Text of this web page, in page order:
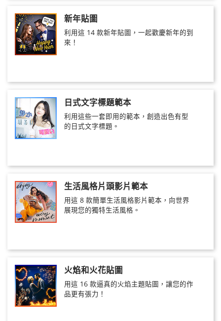
新年貼圖
利用這 14 款新年貼圖，一起歡慶新年的到
來！
日式文字標題範本
利用這些一套即用的範本，創造出色有型
的日式文字標題。
生活風格片頭影片範本
用這 8 款簡單生活風格影片範本，向世界
展現您的獨特生活風格。
火焰和火花貼圖
用這 16 款逼真的火焰主題貼圖，讓您的作
品更有張力！